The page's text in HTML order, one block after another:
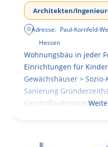
Architekten/
Adresse: Paul-Kornfeld-
Hessen
Wohnungsbau in jeder
Einrichtungen für
Gewächshäuser >
Sanierung
Geschoßwohnungsbau